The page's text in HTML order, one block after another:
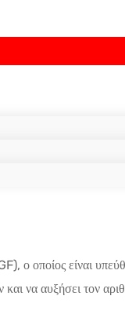
ο οποίος είναι
να αυξήσει τον